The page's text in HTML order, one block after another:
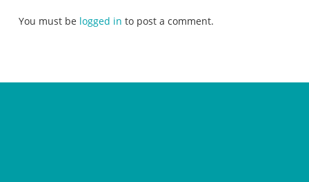
You must be logged in to post a comment.